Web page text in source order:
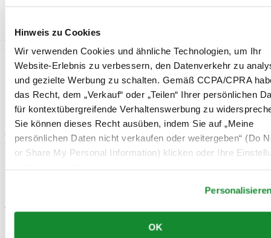
Hinweis zu Cookies
Wir verwenden Cookies und ähnliche Technologien, um Ihr
Website-Erlebnis zu verbessern, den Datenverkehr zu
und gezielte Werbung zu schalten. Gemäß CCPA/CPRA
das Recht, dem „Verkauf“ oder „Teilen“ Ihrer persönlichen
für kontextübergreifende Verhaltenswerbung zu
Sie können dieses Recht ausüben, indem Sie auf „Meine
persönlichen Daten nicht verkaufen oder weitergeben“ (Do
or Share My Personal Information) klicken oder Ihre
OK
Footer column 3
Kundenservice
Meine Uhr registrieren
Schicken Sie uns Ihre Uhr kostenlos zu
Wartungspreise
Check & Reserve
Rechtliches
Willkommen im CERTINA Club